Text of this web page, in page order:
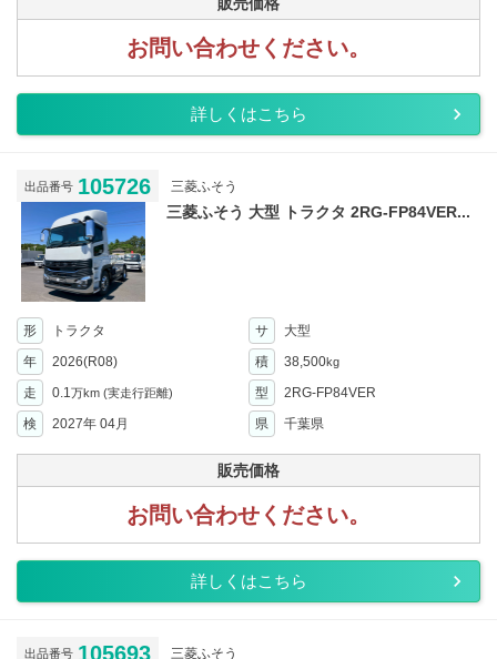
お問い合わせください。
詳しくはこちら
出品番号 105726 三菱ふそう
三菱ふそう 大型 トラクタ 2RG-FP84VER...
形 トラクタ サ
大型
年
2026(R08) 積 38,500kg
走 0.1万km (実走行距離) 型
2RG-FP84VER
検
2027年 04月 県 千葉県
販売価格
お問い合わせください。
詳しくはこちら
出品番号 105693 三菱ふそう